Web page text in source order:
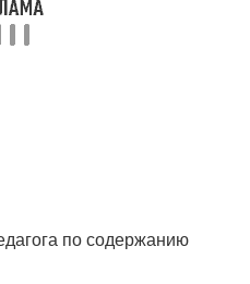
по содержанию